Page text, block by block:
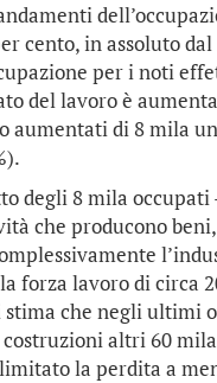
cento, in assoluto
per i noti
del lavoro è
aumentati di 8 mila
degli 8 mila
che producono
forza lavoro di circa
stima che negli ultimi
altri 60
la perdita a